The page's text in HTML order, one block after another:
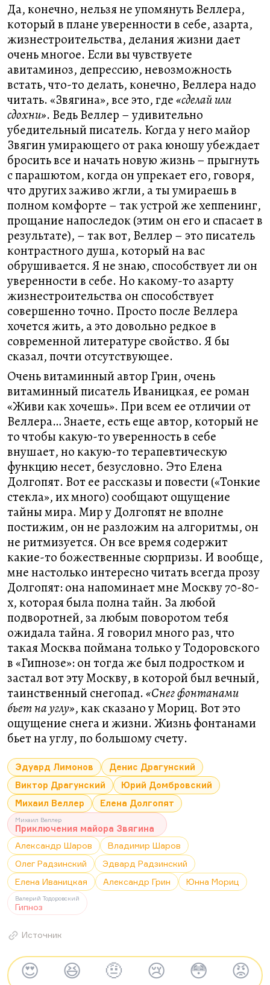
Да, конечно, нельзя не упомянуть Веллера,
который в плане уверенности в себе, азарта,
жизнестроительства, делания жизни дает
очень многое. Если вы чувствуете
авитаминоз, депрессию, невозможность
встать, что-то делать, конечно, Веллера надо
читать. «Звягина», все это, где«сделай или
сдохни». Ведь Веллер – удивительно
убедительный писатель. Когда у него майор
Звягин умирающего от рака юношу убеждает
бросить все и начать новую жизнь – прыгнуть
с парашютом, когда он упрекает его, говоря,
что других заживо жгли, а ты умираешь в
полном комфорте – так устрой же хеппенинг,
прощание напоследок (этим он его и спасает в
результате), – так вот, Веллер – это писатель
контрастного душа, который на вас
обрушивается. Я не знаю, способствует ли он
уверенности в себе. Но какому-то азарту
жизнестроительства он способствует
совершенно точно. Просто после Веллера
хочется жить, а это довольно редкое в
современной литературе свойство. Я бы
сказал, почти отсутствующее.
Очень витаминный автор Грин, очень
витаминный писатель Иваницкая, ее роман
«Живи как хочешь». При всем ее отличии от
Веллера… Знаете, есть еще автор, который не
то чтобы какую-то уверенность в себе
внушает, но какую-то терапевтическую
функцию несет, безусловно. Это Елена
Долгопят. Вот ее рассказы и повести («Тонкие
стекла», их много) сообщают ощущение
тайны мира. Мир у Долгопят не вполне
постижим, он не разложим на алгоритмы, он
не ритмизуется. Он все время содержит
какие-то божественные сюрпризы. И вообще,
мне настолько интересно читать всегда прозу
Долгопят: она напоминает мне Москву 70-80-
х, которая была полна тайн. За любой
подворотней, за любым поворотом тебя
ожидала тайна. Я говорил много раз, что
такая Москва поймана только у Тодоровского
в «Гипнозе»: он тогда же был подростком и
застал вот эту Москву, в которой был вечный,
таинственный снегопад.«Снег фонтанами
бьет на углу», как сказано у Мориц. Вот это
ощущение снега и жизни. Жизнь фонтанами
бьет на углу, по большому счету.
Эдуард Лимонов
Денис Драгунский
Виктор Драгунский
Юрий Домбровский
Михаил Веллер
Елена Долгопят
Михаил Веллер
Приключения майора Звягина
Александр Шаров
Владимир Шаров
Олег Радзинский
Эдвард Радзинский
Елена Иваницкая
Александр Грин Юнна Мориц
Валерий Тодоровский
Гипноз
Источник
😍 😆 🤨 😢 😳 😡